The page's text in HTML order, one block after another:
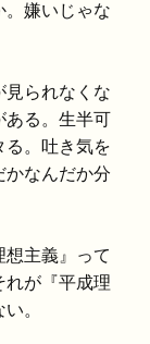
。嫌いじゃな
見られなくな
ある。生半可
る。吐き気を
かなんだか分
主義』って
れが『平成理
。